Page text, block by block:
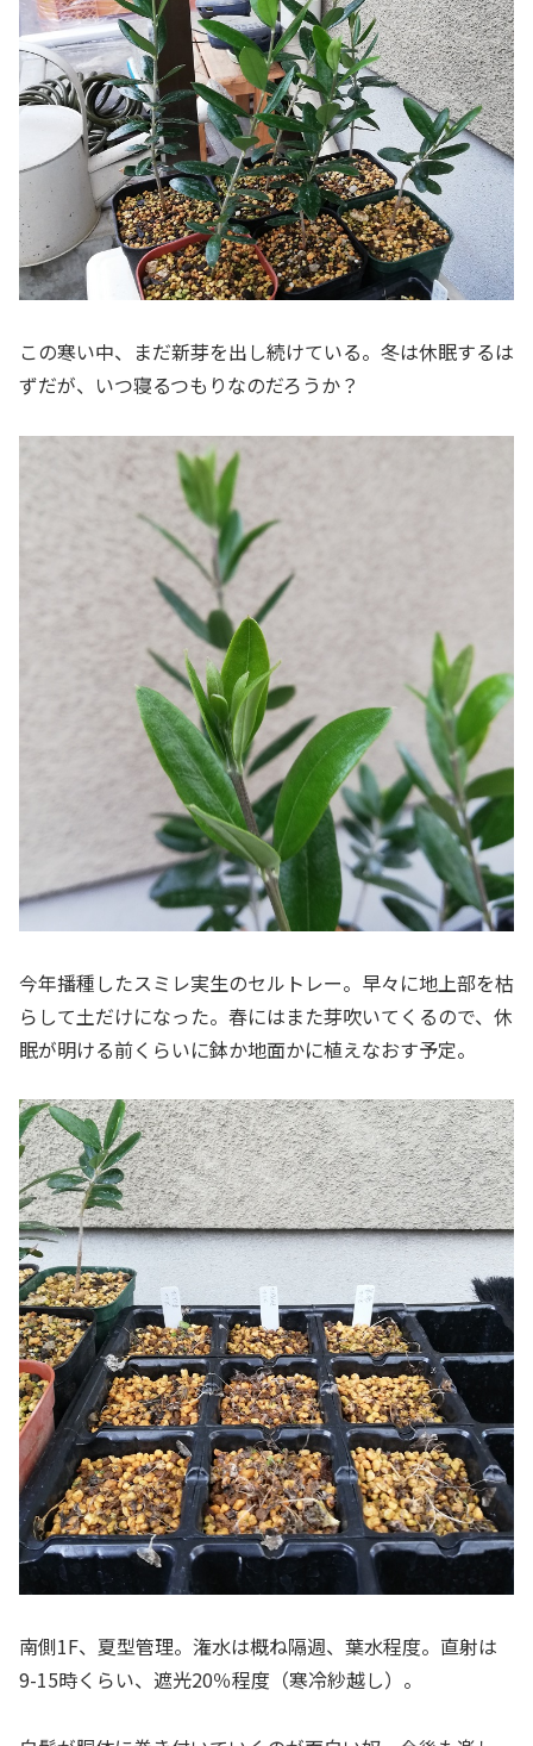
この寒い中、まだ新芽を出し続けている。冬は休眠するは
ずだが、いつ寝るつもりなのだろうか？
今年播種したスミレ実生のセルトレー。早々に地上部を枯
らして土だけになった。春にはまた芽吹いてくるので、休
眠が明ける前くらいに鉢か地面かに植えなおす予定。
南側1F、夏型管理。潅水は概ね隔週、葉水程度。直射は
9-15時くらい、遮光20％程度（寒冷紗越し）。